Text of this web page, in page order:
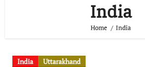
India
Home India
India Uttarakhand